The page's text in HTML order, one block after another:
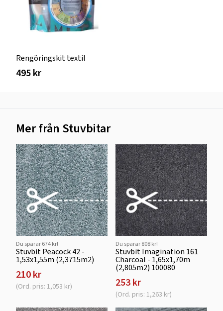
Rengöringskit textil
495 kr
Mer från Stuvbitar
Du sparar 674 kr!
Stuvbit Peacock 42 -
1,53x1,55m (2,3715m2)
210 kr
(Ord. pris: 1,053 kr)
Du sparar 808 kr!
Stuvbit Imagination 161
Charcoal - 1,65x1,70m
(2,805m2) 100080
253 kr
(Ord. pris: 1,263 kr)